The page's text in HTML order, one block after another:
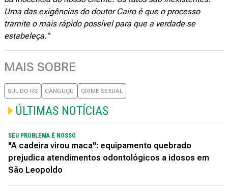
Uma das exigências do doutor Cairo é que o processo
tramite o mais rápido possível para que a verdade se
estabeleça."
MAIS SOBRE
SUL DO RS CANGUÇU CRIME SEXUAL
ÚLTIMAS NOTÍCIAS
SEU PROBLEMA É NOSSO
"A cadeira virou maca": equipamento quebrado
prejudica atendimentos odontológicos a idosos em
São Leopoldo